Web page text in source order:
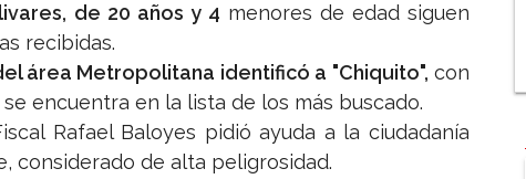
de 20 años y 4 menores de edad siguen
recibidas.
área Metropolitana identificó a "Chiquito", con
encuentra en la lista de los más buscado.
Rafael Baloyes pidió ayuda a la ciudadanía
considerado de alta peligrosidad.